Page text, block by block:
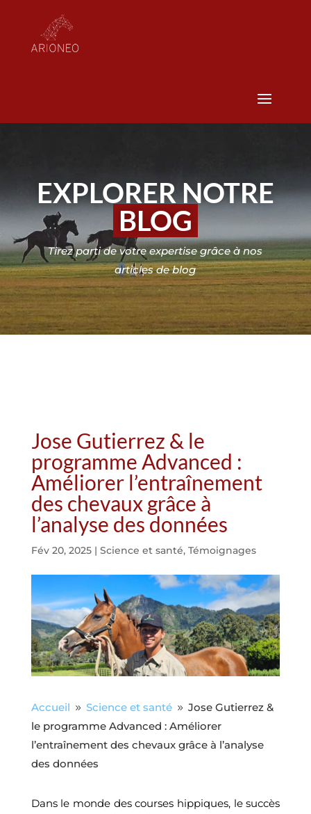
EXPLORER NOTRE
BLOG
Tirez parti de votre expertise grâce à nos
articles de blog
Jose Gutierrez & le
programme Advanced :
Améliorer l’entraînement
des chevaux grâce à
l’analyse des données
Fév 20, 2025| Science et santé, Témoignages
Accueil 9 Science et santé 9 Jose Gutierrez &
le programme Advanced : Améliorer
l’entraînement des chevaux grâce à l’analyse
des données
Dans le monde des courses hippiques, le succès